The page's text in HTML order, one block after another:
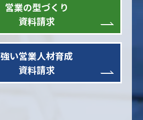
営業の型づくり
資料請求
強い営業人材育成
資料請求